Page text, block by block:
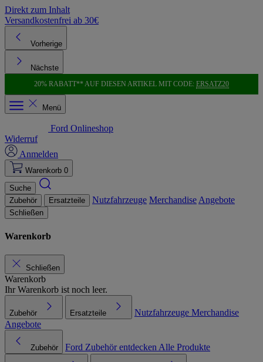
Direkt zum Inhalt
Versandkostenfrei ab 30€
Vorherige
Nächste
20% RABATT** AUF DIESEN ARTIKEL MIT CODE: ERSATZ20
Menü
Ford Onlineshop
Widerruf
Anmelden
Warenkorb 0
Suche
Zubehör
Ersatzteile Nutzfahrzeuge Merchandise Angebote
Schließen
Warenkorb
Schließen
Warenkorb
Ihr Warenkorb ist noch leer.
Zubehör Ersatzteile Nutzfahrzeuge Merchandise
Angebote
Zubehör Ford Zubehör entdecken Alle Produkte